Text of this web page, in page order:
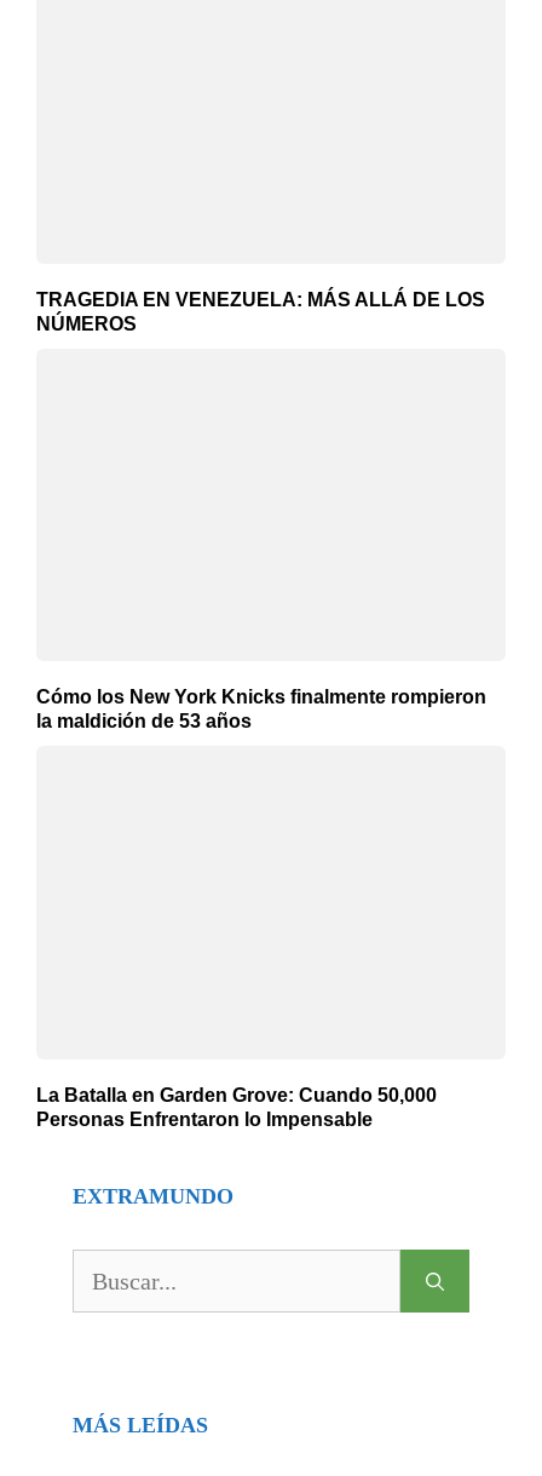
TRAGEDIA EN VENEZUELA: MÁS ALLÁ DE LOS
NÚMEROS
Cómo los New York Knicks finalmente rompieron
la maldición de 53 años
La Batalla en Garden Grove: Cuando 50,000
Personas Enfrentaron lo Impensable
EXTRAMUNDO
MÁS LEÍDAS